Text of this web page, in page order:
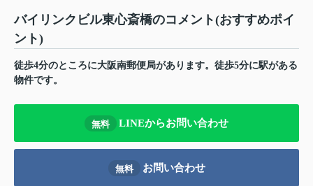
バイリンクビル東心斎橋のコメント(おすすめポイ
ント)
徒歩4分のところに大阪南郵便局があります。徒歩5分に駅がある
物件です。
無料 LINEからお問い合わせ
無料 お問い合わせ